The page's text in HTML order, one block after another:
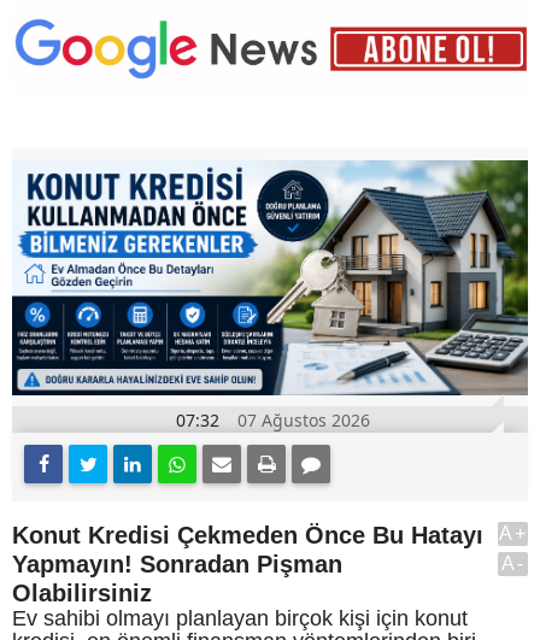
07:32 07 Ağustos 2026
Konut Kredisi Çekmeden Önce Bu Hatayı
Yapmayın! Sonradan Pişman
Olabilirsiniz
Ev sahibi olmayı planlayan birçok kişi için konut
A+
A-